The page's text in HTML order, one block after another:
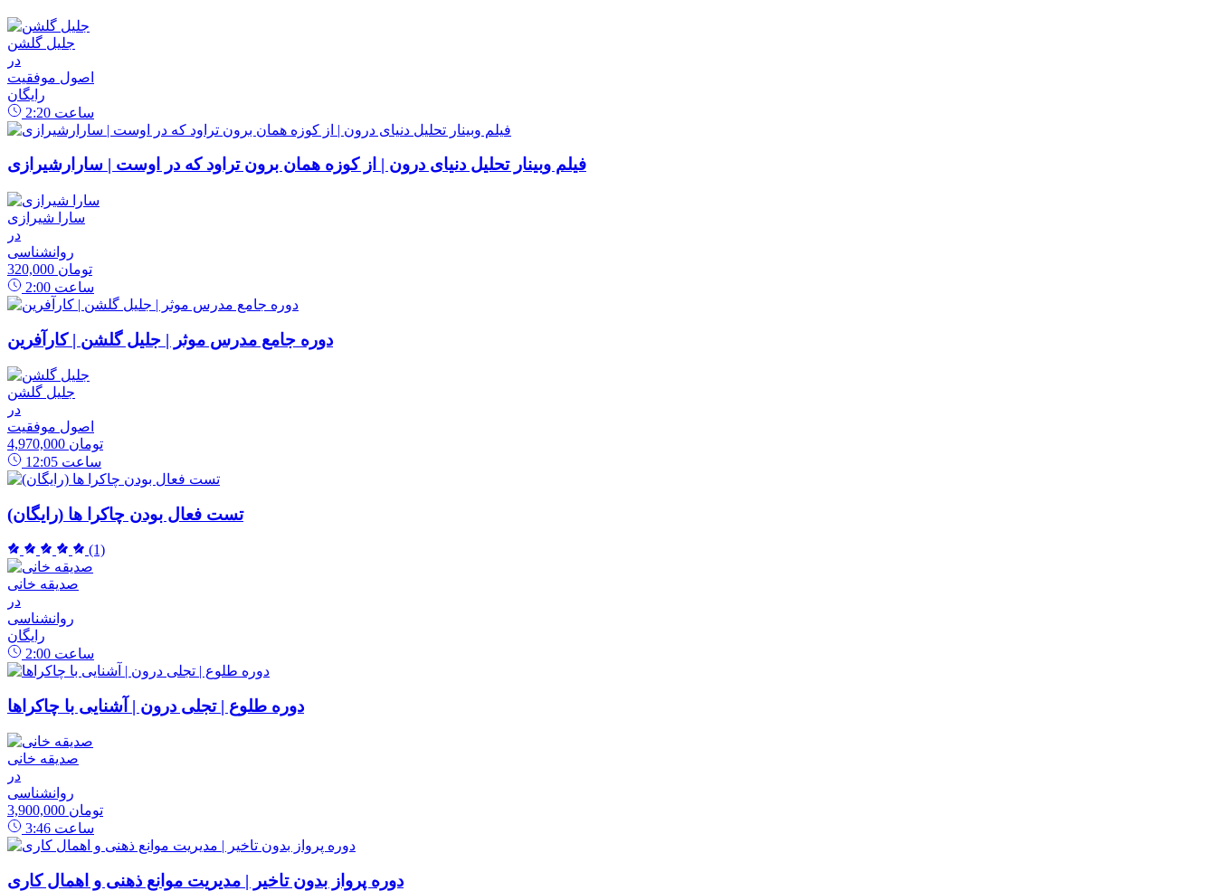
جلیل گلشن
در
اصول موفقیت
رایگان
2:20 ساعت
فیلم وبینار تحلیل دنیای درون | از کوزه همان برون تراود که در اوست | سارارشیرازی
سارا شیرازی
در
روانشناسی
320,000 تومان
2:00 ساعت
دوره جامع مدرس موثر | جلیل گلشن | کارآفرین
جلیل گلشن
در
اصول موفقیت
4,970,000 تومان
12:05 ساعت
تست فعال بودن چاکرا ها (رایگان)
(1)
صدیقه خانی
در
روانشناسی
رایگان
2:00 ساعت
دوره طلوع | تجلی درون | آشنایی با چاکراها
صدیقه خانی
در
روانشناسی
3,900,000 تومان
3:46 ساعت
دوره پرواز بدون تاخیر | مدیریت موانع ذهنی و اهمال کاری